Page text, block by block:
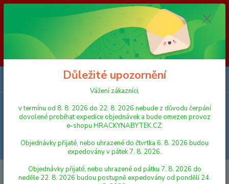
Vážení zákazníci, v termínu od 8. 8. 2026 do 23. 8. 2026 nebude z
důvodu čerpání dovolené probíhat expedice objednávek a bude omezen
provoz e-shopu HRACKYNABYTEK.CZ. Objednávky přijaté, nebo
uhrazené do čtvrtka 6. 8. 2026 budou expedovány v pátek 7. 8. 2026.
Objednávky přijaté, nebo uhrazené od pátku 7. 8. 2026 do neděle 23. 8.
2026 budou postupně expedovány od pondělí 24. 8. 2026. Děkujeme za
pochopení HRACKYNABYTEK.CZ
Menu
Hledat
DEŠTNÍKY A SLUNEČNÍKY Dětský automatický deštník Cars 3
Důležité upozornění
Vážení zákazníci,
v termínu od 8. 8. 2026 do 22. 8. 2026 nebude z důvodu čerpání
dovolené probíhat expedice objednávek a bude omezen provoz
e-shopu HRACKYNABYTEK.CZ.
Objednávky přijaté, nebo uhrazené do čtvrtka 6. 8. 2026 budou
expedovány v pátek 7. 8. 2026.
Objednávky přijaté, nebo uhrazené od pátku 7. 8. 2026 do
neděle 22. 8. 2026 budou postupně expedovány od pondělí 24.